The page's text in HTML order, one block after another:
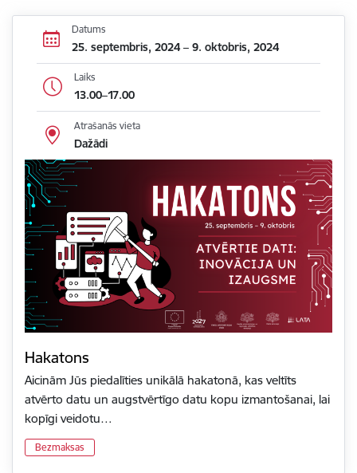
Datums
25. septembris, 2024 – 9. oktobris, 2024
Laiks
13.00–17.00
Atrašanās vieta
Dažādi
Hakatons
Aicinām Jūs piedalīties unikālā hakatonā, kas veltīts
atvērto datu un augstvērtīgo datu kopu izmantošanai, lai
kopīgi veidotu…
Bezmaksas